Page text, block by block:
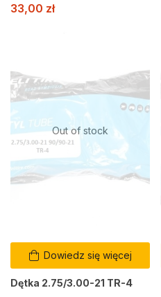
33,00 zł
Out of stock
Dowiedz się więcej
Dętka 2.75/3.00-21 TR-4